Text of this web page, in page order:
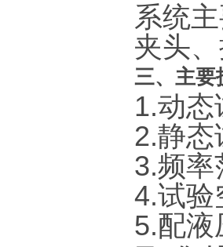
系统
夹头
三、主要
1.动
2.静态
3.频
4.试验
5.配液